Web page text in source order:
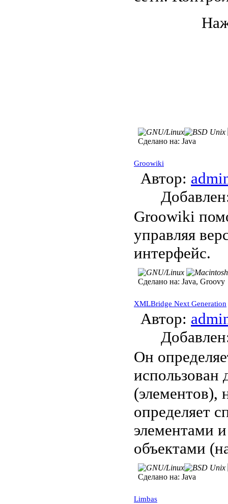
Сделано на: Java
Groowiki
Автор:
Groowiki
управляя
интерфейс.
Сделано на: Java, Groovy
XMLBridge Next Generation
Автор:
Он
использован
(элементов),
определяет
элементами
объектами
Сделано на: Java
Limbas